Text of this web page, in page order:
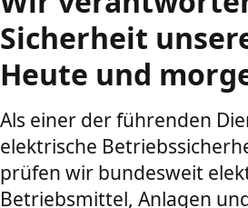
Sicherheit
Heute und
Als einer der führenden
elektrische
prüfen wir bundesweit
Betriebsmittel, Anlagen